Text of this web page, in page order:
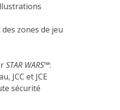
zones de jeu
STAR WARS™:
JCC et JCE
sécurité